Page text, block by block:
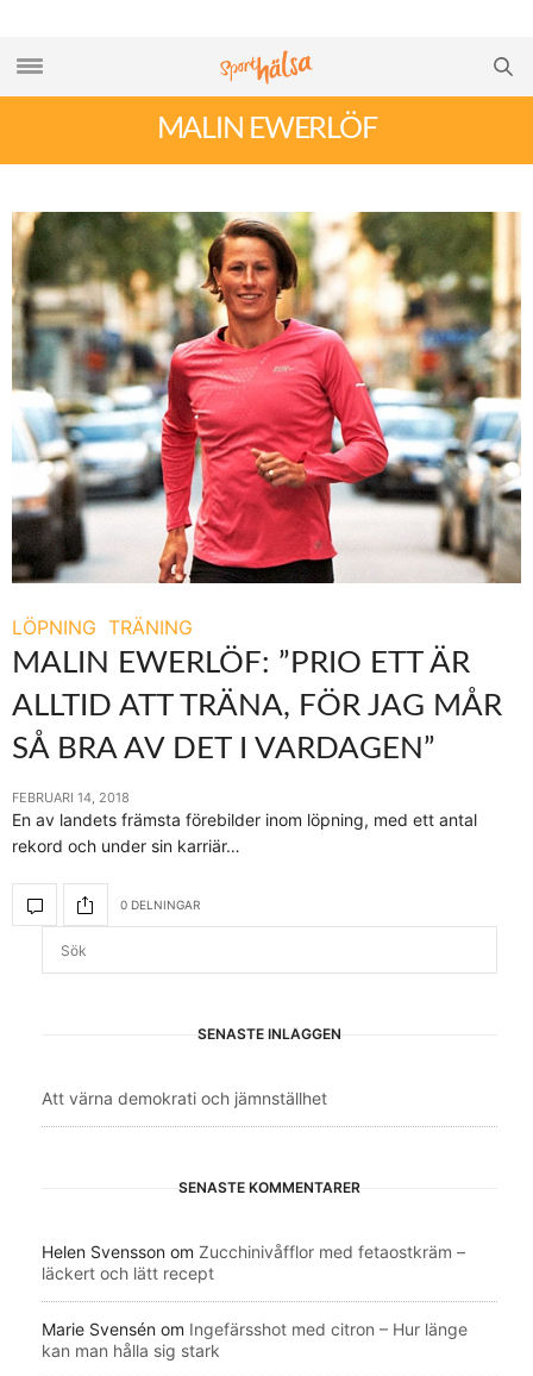
MALIN EWERLÖF
LÖPNING TRÄNING
MALIN EWERLÖF: ”PRIO ETT ÄR
ALLTID ATT TRÄNA, FÖR JAG MÅR
SÅ BRA AV DET I VARDAGEN”
FEBRUARI 14, 2018
En av landets främsta förebilder inom löpning, med ett antal
rekord och under sin karriär…
0 DELNINGAR
SENASTE INLÄGGEN
Att värna demokrati och jämnställhet
SENASTE KOMMENTARER
Helen Svensson om Zucchinivåfflor med fetaostkräm –
läckert och lätt recept
Marie Svensén om Ingefärsshot med citron – Hur länge
kan man hålla sig stark